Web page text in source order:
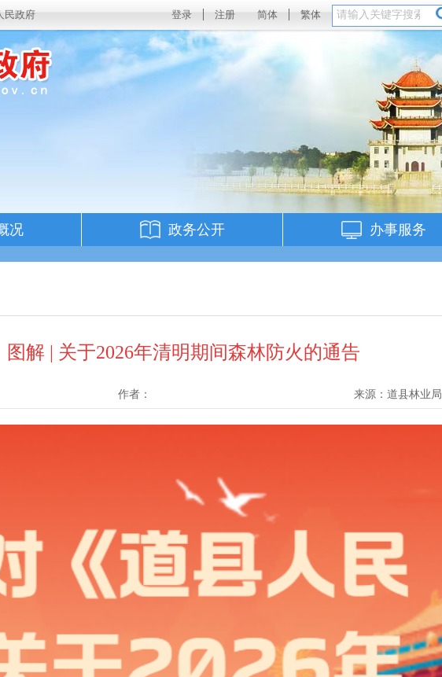
民政府 登录 注册 简体 繁体
况 政务公开 办事服务
图解 | 关于2026年清明期间森林防火的通告
作者： 来源： 道县林业局